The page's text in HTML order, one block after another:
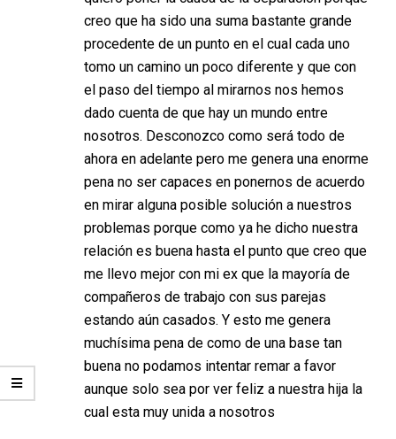
creo que ha sido una suma bastante grande
procedente de un punto en el cual cada uno
tomo un camino un poco diferente y que con
el paso del tiempo al mirarnos nos hemos
dado cuenta de que hay un mundo entre
nosotros. Desconozco como será todo de
ahora en adelante pero me genera una enorme
pena no ser capaces en ponernos de acuerdo
en mirar alguna posible solución a nuestros
problemas porque como ya he dicho nuestra
relación es buena hasta el punto que creo que
me llevo mejor con mi ex que la mayoría de
compañeros de trabajo con sus parejas
estando aún casados. Y esto me genera
muchísima pena de como de una base tan
buena no podamos intentar remar a favor
aunque solo sea por ver feliz a nuestra hija la
cual esta muy unida a nosotros